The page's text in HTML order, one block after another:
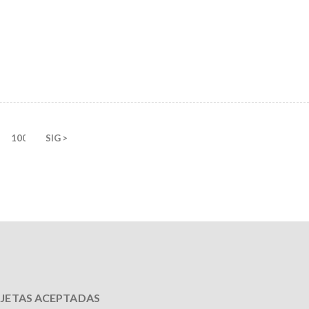
100 SIG >
ACEPTADAS